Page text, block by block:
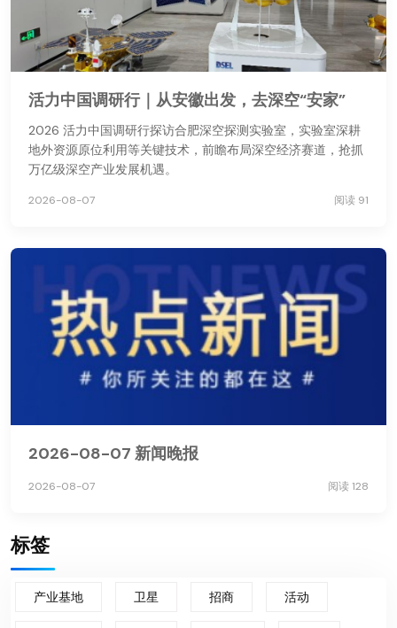
活力中国调研行｜从安徽出发，去深空“安家”
2026 活力中国调研行探访合肥深空探测实验室，实验室深耕
地外资源原位利用等关键技术，前瞻布局深空经济赛道，抢抓
万亿级深空产业发展机遇。
2026-08-07 阅读 91
2026-08-07 新闻晚报
2026-08-07 阅读 128
标签
产业基地 卫星 招商 活动